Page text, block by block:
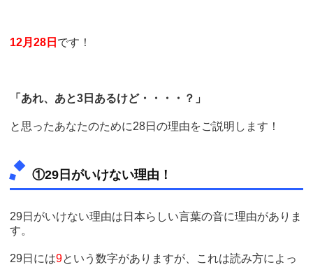
12月28日 です！
「あれ、あと3日あるけど・・・・？」
と思ったあなたのために28日の理由をご説明します！
①29日がいけない理由！
29日がいけない理由は日本らしい言葉の音に理由がありま
す。
29日には9という数字がありますが、これは読み方によっ